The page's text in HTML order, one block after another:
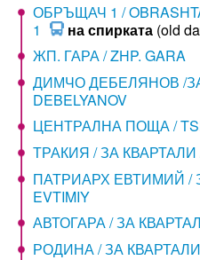
ОБРЪЩАЧ 1 /
1
на спирката(old
ЖП. ГАРА / ZHP. GARA
ДИМЧО ДЕБЕЛЯНОВ /
DEBELYANOV
ЦЕНТРАЛНА ПОЩА /
ТРАКИЯ / ЗА КВАРТАЛИ
ПАТРИАРХ ЕВТИМИЙ /
EVTIMIY
АВТОГАРА / ЗА
РОДИНА / ЗА КВАРТАЛИ